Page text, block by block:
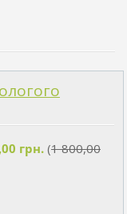
грн.(1 800,00